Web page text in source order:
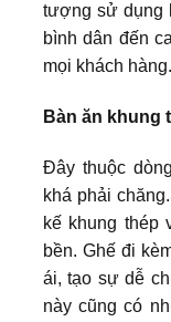
tượng sử dụng
bình dân đến
mọi khách hàng.
Bàn ăn khung
Đây thuộc
khá phải
kế khung thép
bền. Ghế đi
ái, tạo sự dễ
này cũng có